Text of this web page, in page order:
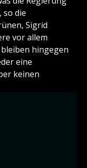
so die
Sigrid
vor allem
hingegen
eine
keinen